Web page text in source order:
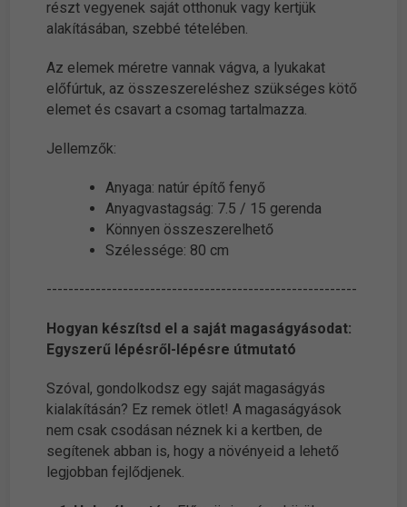
részt vegyenek saját otthonuk vagy kertjük
alakításában, szebbé tételében.
Az elemek méretre vannak vágva, a lyukakat
előfúrtuk, az összeszereléshez szükséges kötő
elemet és csavart a csomag tartalmazza.
Jellemzők:
Anyaga: natúr építő fenyő
Anyagvastagság: 7.5 / 15 gerenda
Könnyen összeszerelhető
Szélessége: 80 cm
---------------------------------------------------------
Hogyan készítsd el a saját magaságyásodat:
Egyszerű lépésről-lépésre útmutató
Szóval, gondolkodsz egy saját magaságyás
kialakításán? Ez remek ötlet! A magaságyások
nem csak csodásan néznek ki a kertben, de
segítenek abban is, hogy a növényeid a lehető
legjobban fejlődjenek.